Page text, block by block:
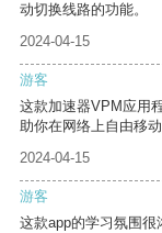
动切换线路的功能。
2024-04-15
游客
这款加速器VPM应用
助你在网络上自由移动
2024-04-15
游客
这款app的学习氛围